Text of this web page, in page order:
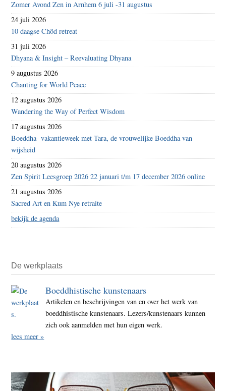
Zomer Avond Zen in Arnhem 6 juli -31 augustus
24 juli 2026
10 daagse Chöd retreat
31 juli 2026
Dhyana & Insight – Reevaluating Dhyana
9 augustus 2026
Chanting for World Peace
12 augustus 2026
Wandering the Way of Perfect Wisdom
17 augustus 2026
Boeddha- vakantieweek met Tara, de vrouwelijke Boeddha van
wijsheid
20 augustus 2026
Zen Spirit Leesgroep 2026 22 januari t/m 17 december 2026 online
21 augustus 2026
Sacred Art en Kum Nye retraite
bekijk de agenda
De werkplaats
Boeddhistische kunstenaars
Artikelen en beschrijvingen van en over het werk van
boeddhistische kunstenaars. Lezers/kunstenaars kunnen
zich ook aanmelden met hun eigen werk.
lees meer »